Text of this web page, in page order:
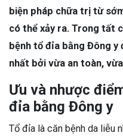
biện pháp chữa trị từ
có thể xảy ra. Trong tất
bệnh tổ đỉa bằng Đông y
nhất bởi vừa an toàn,
Ưu và nhược
đỉa bằng Đông y
Tổ đỉa là căn bệnh da liễu